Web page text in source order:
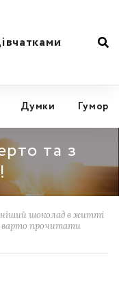
Думки Гумор
та з
шоколад в житті
варто прочитати